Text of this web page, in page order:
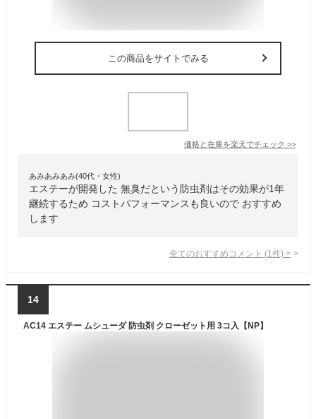
この商品をサイトでみる
価格と在庫を楽天でチェック >>
あみあみあみ(40代・女性)
エステーが開発した 無臭だという防虫剤はその効果が1年
継続するため コストパフォーマンスも良いので おすすめ
します
全てのおすすめコメント (1 件) >
14
AC14 エステー ムシューダ 防虫剤 クローゼット用 3コ入【NP】